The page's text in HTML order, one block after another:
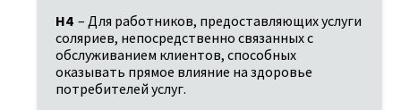
H4 – Для работников, предоставляющих услуги
соляриев, непосредственно связанных с
обслуживанием клиентов, способных
оказывать прямое влияние на здоровье
потребителей услуг.